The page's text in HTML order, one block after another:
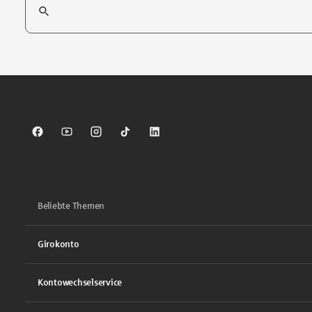
Sparkasse auf Facebook
Sparkasse auf Youtube
Sparkasse auf Instagram
Sparkasse auf TikTok
Sparkasse auf LinkedIn
Beliebte Themen
Girokonto
Kontowechselservice